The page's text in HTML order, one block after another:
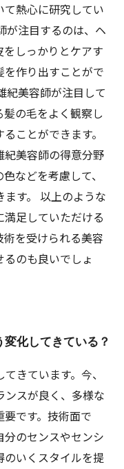
熱心に研究してい
が注目するのは、ヘ
しっかりとケアす
を作り出すことがで
紀美容師が注目して
の毛をよく観察し
ことができます。
紀美容師の得意分野
などを考慮して、
す。 以上のような
足していただける
を受けられる美容
のも良いでしょ
化してきている？
きています。今、
スが良く、多様な
です。技術面で
のセンスやセンシ
のいくスタイルを提